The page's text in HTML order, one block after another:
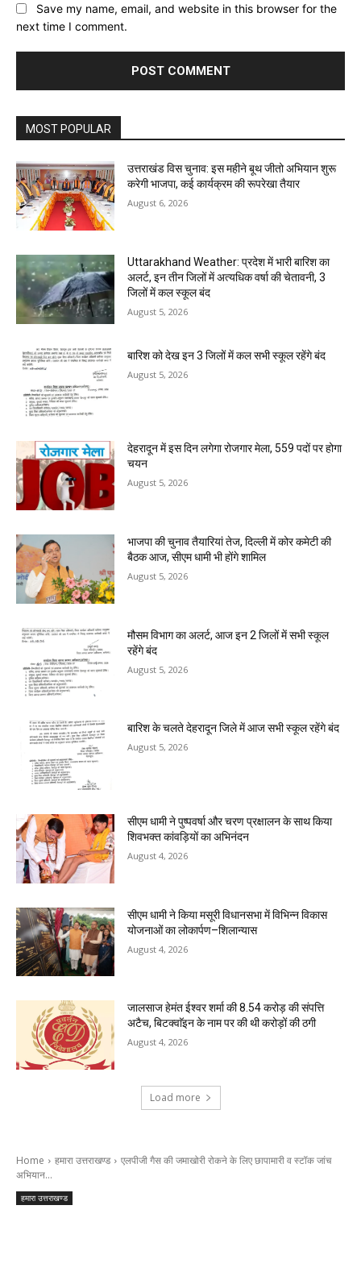
Save my name, email, and website in this browser for the
next time I comment.
MOST POPULAR
उत्तराखंड विस चुनाव: इस महीने बूथ जीतो अभियान शुरू
करेगी भाजपा, कई कार्यक्रम की रूपरेखा तैयार
August 6, 2026
Uttarakhand Weather: प्रदेश में भारी बारिश का
अलर्ट, इन तीन जिलों में अत्यधिक वर्षा की चेतावनी, 3
जिलों में कल स्कूल बंद
August 5, 2026
बारिश को देख इन 3 जिलों में कल सभी स्कूल रहेंगे बंद
August 5, 2026
देहरादून में इस दिन लगेगा रोजगार मेला, 559 पदों पर होगा
चयन
August 5, 2026
भाजपा की चुनाव तैयारियां तेज, दिल्ली में कोर कमेटी की
बैठक आज, सीएम धामी भी होंगे शामिल
August 5, 2026
मौसम विभाग का अलर्ट, आज इन 2 जिलों में सभी स्कूल
रहेंगे बंद
August 5, 2026
बारिश के चलते देहरादून जिले में आज सभी स्कूल रहेंगे बंद
August 5, 2026
सीएम धामी ने पुष्पवर्षा और चरण प्रक्षालन के साथ किया
शिवभक्त कांवड़ियों का अभिनंदन
August 4, 2026
सीएम धामी ने किया मसूरी विधानसभा में विभिन्न विकास
योजनाओं का लोकार्पण–शिलान्यास
August 4, 2026
जालसाज हेमंत ईश्वर शर्मा की 8.54 करोड़ की संपत्ति
अटैच, बिटक्वाॅइन के नाम पर की थी करोड़ों की ठगी
August 4, 2026
Load more